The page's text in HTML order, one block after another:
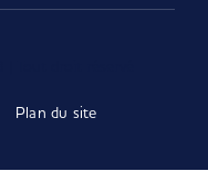
Plan du site